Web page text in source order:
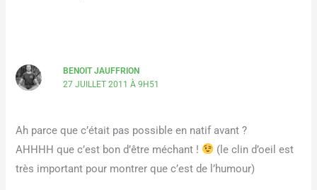
BENOIT JAUFFRION
27 JUILLET 2011 À 9H51
Ah parce que c’était pas possible en natif avant ?
AHHHH que c’est bon d’être méchant !
(le clin d’oeil est
très important pour montrer que c’est de l’humour)